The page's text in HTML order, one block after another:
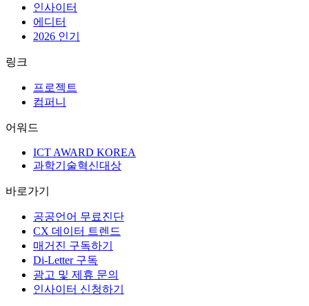
인사이터
에디터
2026 인기
링크
프로젝트
컴퍼니
어워드
ICT AWARD KOREA
과학기술혁신대상
바로가기
공공언어 무료진단
CX 데이터 트렌드
매거진 구독하기
Di-Letter 구독
광고 및 제휴 문의
인사이터 신청하기